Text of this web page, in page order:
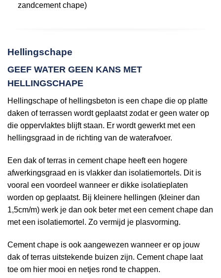
zandcement chape)
Hellingschape
GEEF WATER GEEN KANS MET
HELLINGSCHAPE
Hellingschape of hellingsbeton is een chape die op platte
daken of terrassen wordt geplaatst zodat er geen water op
die oppervlaktes blijft staan. Er wordt gewerkt met een
hellingsgraad in de richting van de waterafvoer.
Een dak of terras in cement chape heeft een hogere
afwerkingsgraad en is vlakker dan isolatiemortels. Dit is
vooral een voordeel wanneer er dikke isolatieplaten
worden op geplaatst. Bij kleinere hellingen (kleiner dan
1,5cm/m) werk je dan ook beter met een cement chape dan
met een isolatiemortel. Zo vermijd je plasvorming.
Cement chape is ook aangewezen wanneer er op jouw
dak of terras uitstekende buizen zijn. Cement chape laat
toe om hier mooi en netjes rond te chappen.